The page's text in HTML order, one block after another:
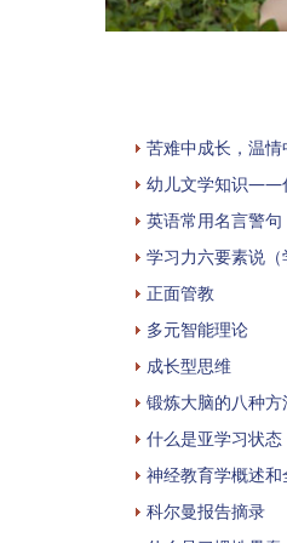
苦难中成长，温情
幼儿文学知识——
英语常用名言警句
学习力六要素说
正面管教
多元智能理论
成长型思维
锻炼大脑的八种方
什么是亚学习状态
神经教育学概述和
科尔曼报告摘录